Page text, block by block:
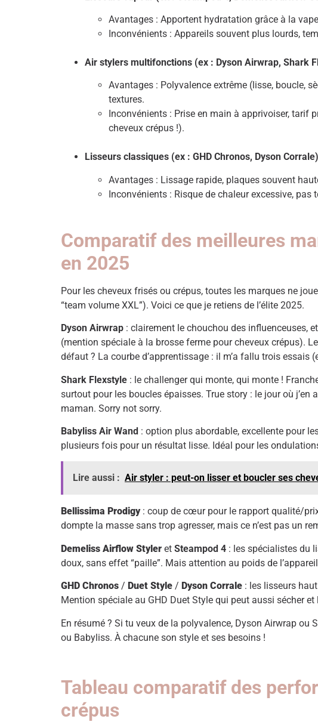
Avantages : Apportent hydratation grâce à la
Inconvénients : Appareils souvent plus lourds,
Air stylers multifonctions (ex : Dyson Airwrap, Shark
Avantages : Polyvalence extrême (lisse, boucle,
textures.
Inconvénients : Prise en main à apprivoiser, tarif
cheveux crépus !).
Lisseurs classiques (ex : GHD Chronos, Dyson Corrale)
Avantages : Lissage rapide, plaques souvent
Inconvénients : Risque de chaleur excessive,
Comparatif des meilleures
en 2025
Pour les cheveux frisés ou crépus, toutes les marques ne
“team volume XXL”). Voici ce que je retiens de l’élite 2025.
Dyson Airwrap : clairement le chouchou des influenceuses,
(mention spéciale à la brosse ferme pour cheveux crépus).
défaut ? La courbe d’apprentissage : il m’a fallu trois essais
Shark Flexstyle : le challenger qui monte, qui monte !
surtout pour les boucles épaisses. True story : le jour où j’en
maman. Sorry not sorry.
Babyliss Air Wand : option plus abordable, excellente pour
plusieurs fois pour un résultat lisse. Idéal pour les
Lire aussi : Air styler : peut-on lisser et boucler ses
Bellissima Prodigy: coup de cœur pour le rapport qualité/
dompte la masse sans trop agresser, mais ce n’est pas un
Demeliss Airflow Styler et Steampod 4 : les spécialistes du
doux, sans effet “paille”. Mais attention au poids de
GHD Chronos / Duet Style / Dyson Corrale : les lisseurs
Mention spéciale au GHD Duet Style qui peut aussi sécher
En résumé ? Si tu veux de la polyvalence, Dyson Airwrap
ou Babyliss. À chacune son style et ses besoins !
Tableau comparatif des
crépus